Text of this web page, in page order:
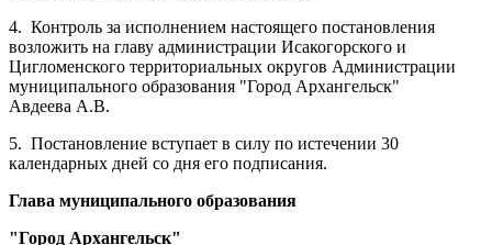
4. Контроль за исполнением настоящего постановления
возложить на главу администрации Исакогорского и
Цигломенского территориальных округов Администрации
муниципального образования "Город Архангельск"
Авдеева А.В.
5. Постановление вступает в силу по истечении 30
календарных дней со дня его подписания.
Глава муниципального образования
"Город Архангельск"